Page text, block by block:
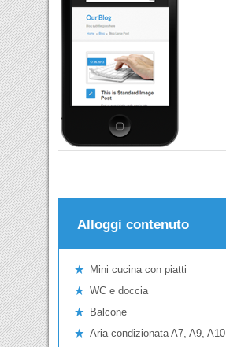
Alloggi contenuto
Mini cucina con piatti
WC e doccia
Balcone
Aria condizionata A7, A9, A10